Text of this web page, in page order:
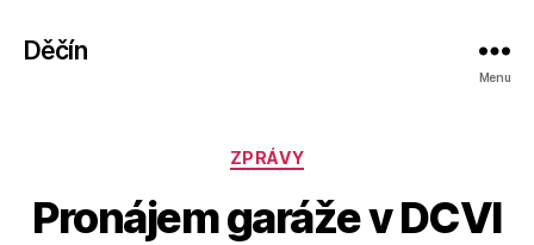
Děčín
Menu
Rubriky
ZPRÁVY
Pronájem garáže v DCVI
t
o